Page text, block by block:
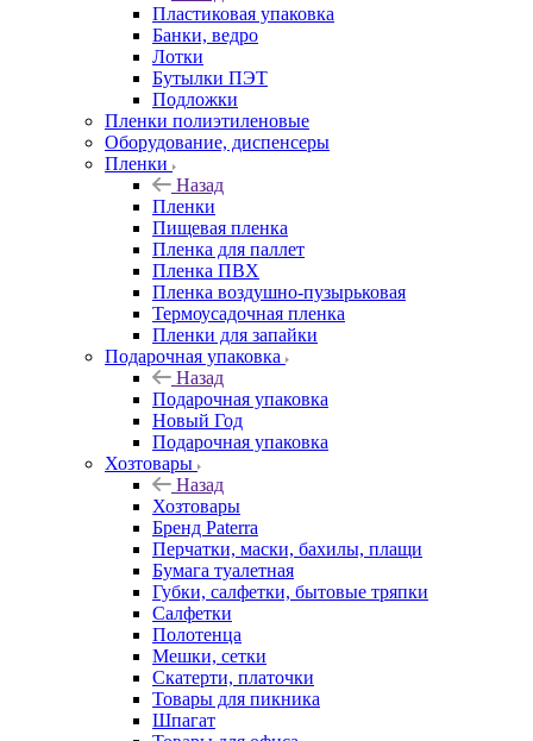
Пластиковая упаковка
Банки, ведро
Лотки
Бутылки ПЭТ
Подложки
Пленки полиэтиленовые
Оборудование, диспенсеры
Пленки
Назад
Пленки
Пищевая пленка
Пленка для паллет
Пленка ПВХ
Пленка воздушно-пузырьковая
Термоусадочная пленка
Пленки для запайки
Подарочная упаковка
Назад
Подарочная упаковка
Новый Год
Подарочная упаковка
Хозтовары
Назад
Хозтовары
Бренд Paterra
Перчатки, маски, бахилы, плащи
Бумага туалетная
Губки, салфетки, бытовые тряпки
Салфетки
Полотенца
Мешки, сетки
Скатерти, платочки
Товары для пикника
Шпагат